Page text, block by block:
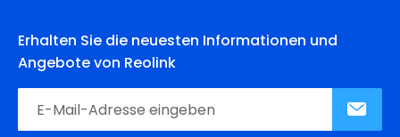
Erhalten Sie die neuesten Informationen und
Angebote von Reolink